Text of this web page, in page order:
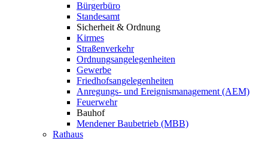
Bürgerbüro
Standesamt
Sicherheit & Ordnung
Kirmes
Straßenverkehr
Ordnungsangelegenheiten
Gewerbe
Friedhofsangelegenheiten
Anregungs- und Ereignismanagement (AEM)
Feuerwehr
Bauhof
Mendener Baubetrieb (MBB)
Rathaus